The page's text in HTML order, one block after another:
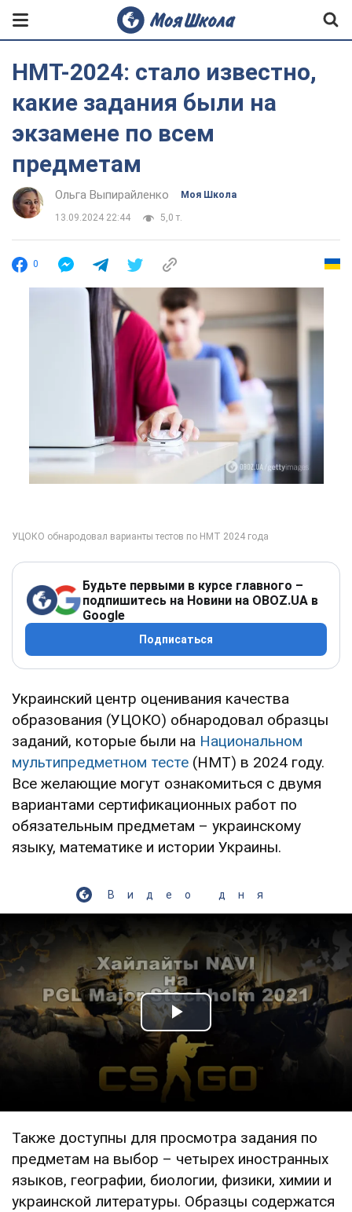
НМТ-2024: стало известно,
какие задания были на
экзамене по всем
предметам
Ольга Выпирайленко Моя Школа
13.09.2024 22:44 5,0 т.
0
Будьте первыми в курсе главного –
подпишитесь на Новини на OBOZ.UA в
Google
Подписаться
Украинский центр оценивания качества
образования (УЦОКО) обнародовал образцы
заданий, которые были на Национальном
мультипредметном тесте (НМТ) в 2024 году.
Все желающие могут ознакомиться с двумя
вариантами сертификационных работ по
обязательным предметам – украинскому
языку, математике и истории Украины.
Видео дня
Play Video
Также доступны для просмотра задания по
предметам на выбор – четырех иностранных
языков, географии, биологии, физики, химии и
украинской литературы. Образцы содержатся